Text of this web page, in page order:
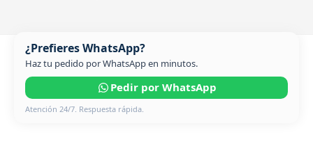
¿Prefieres WhatsApp?
Haz tu pedido por WhatsApp en minutos.
Pedir por WhatsApp
Atención 24/7. Respuesta rápida.